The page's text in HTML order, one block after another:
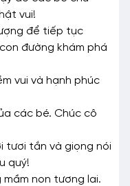
vui!
để tiếp tục
đường khám phá
vui và hạnh phúc
các bé. Chúc cô
tươi tắn và giọng nói
quý!
non tương lai.